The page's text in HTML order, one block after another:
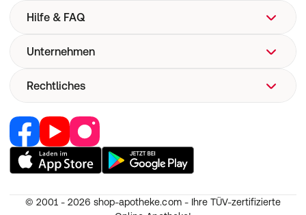
Hilfe & FAQ
FAQ
Versand
Now! Versand
E-Rezept
Pharmakovigilanz
Unternehmen
Über uns
Corporate Website
Retail Media
Jobs & Karriere
Partner werden
Unsere Apps
Rechtliches
Vertrag widerrufen
Nutzung und Haftung
AGB
© 2001 - 2026 shop-apotheke.com - Ihre TÜV-zertifizierte